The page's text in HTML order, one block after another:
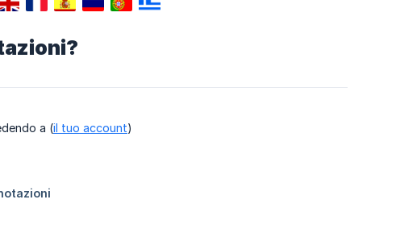
a (il tuo account)